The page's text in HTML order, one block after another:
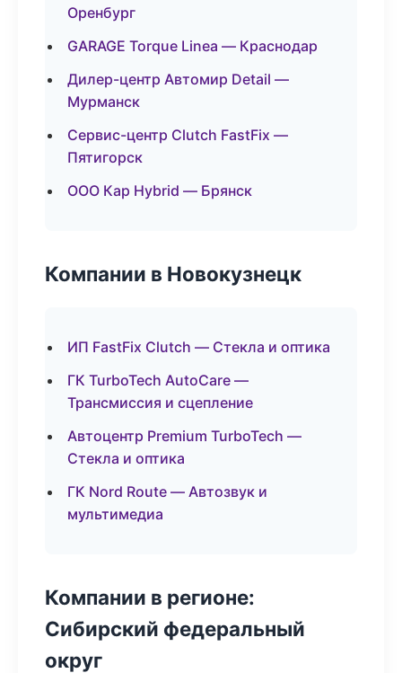
Оренбург
GARAGE Torque Linea — Краснодар
Дилер-центр Автомир Detail —
Мурманск
Сервис-центр Clutch FastFix —
Пятигорск
ООО Кар Hybrid — Брянск
Компании в Новокузнецк
ИП FastFix Clutch — Стекла и оптика
ГК TurboTech AutoCare —
Трансмиссия и сцепление
Автоцентр Premium TurboTech —
Стекла и оптика
ГК Nord Route — Автозвук и
мультимедиа
Компании в регионе:
Сибирский федеральный
округ